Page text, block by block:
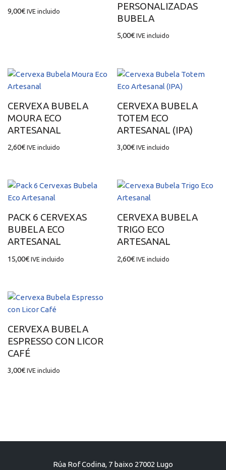
9,00€ IVE incluido
PERSONALIZADAS
BUBELA
5,00€ IVE incluido
CERVEXA BUBELA
MOURA ECO
ARTESANAL
2,60€ IVE incluido
CERVEXA BUBELA
TOTEM ECO
ARTESANAL (IPA)
3,00€ IVE incluido
PACK 6 CERVEXAS
BUBELA ECO
ARTESANAL
15,00€ IVE incluido
CERVEXA BUBELA
TRIGO ECO
ARTESANAL
2,60€ IVE incluido
CERVEXA BUBELA
ESPRESSO CON LICOR
CAFÉ
3,00€ IVE incluido
Rúa Rof Codina, 7 baixo 27002 Lugo